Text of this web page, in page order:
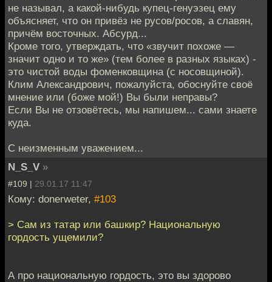
не называл, а какой-нибудь купец-генуэзец ему
объясняет, что он привёз не русов/росов, а славян,
причём восточных. Абсурд...
Кроме того, утверждать, что «звучит похоже —
значит одно и то же» (тем более в разных языках) -
это чистой воды фоменковщина (с носовщиной).
Клим Александрович, пожалуйста, обоснуйте своё
мнение или (боже мой!) Вы были неправы?
Если Вы не отзовётесь, мы напишем... сами знаете
куда.
С неизменным уважением...
N_S_V »
#109 | 29.01.17 11:47
Кому: donerweter, #103
> Сам из татар или башкир? Национальную
гордость ущемили?
А про национальную гордость, это вы здорово